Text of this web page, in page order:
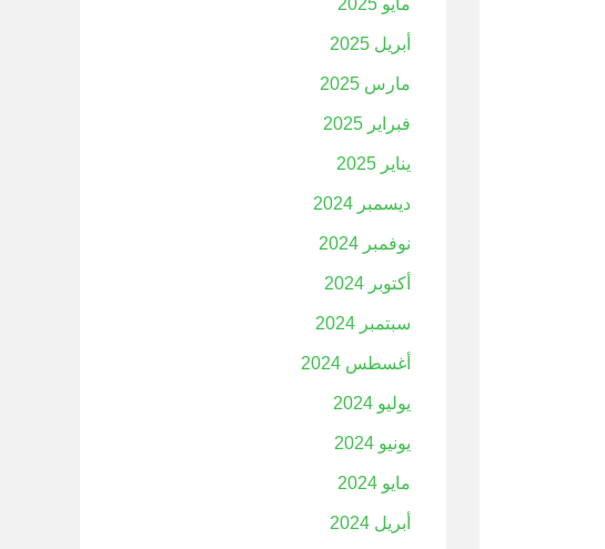
مايو 2025
أبريل 2025
مارس 2025
فبراير 2025
يناير 2025
ديسمبر 2024
نوفمبر 2024
أكتوبر 2024
سبتمبر 2024
أغسطس 2024
يوليو 2024
يونيو 2024
مايو 2024
أبريل 2024